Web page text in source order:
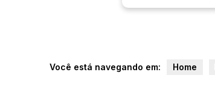
Você está navegando em: Home